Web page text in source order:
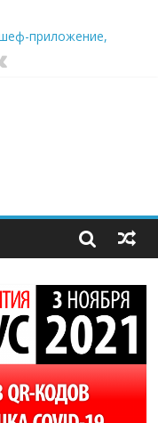
приложение,
дронов и
кокосовая вода с
трендом